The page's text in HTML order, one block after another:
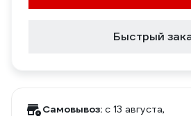
Быстрый
Самовывоз: c 13 августа,